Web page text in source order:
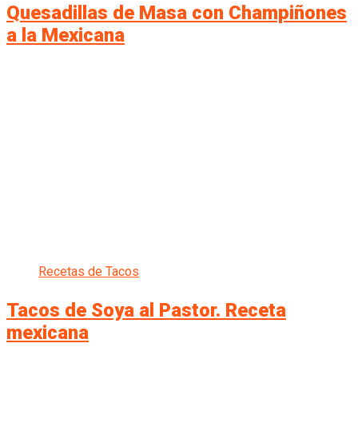
Quesadillas de Masa con Champiñones
a la Mexicana
Recetas de Tacos
Tacos de Soya al Pastor. Receta
mexicana